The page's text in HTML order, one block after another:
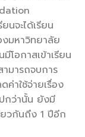
นจะได้เรียน
งมหาวิทยาลัย
มีโอกาสเข้าเรียน
มารถจบการ
ค่าใช้จ่ายเรื่อง
กว่านั้น ยังมี
ยวกันถึง 1 ปีอีก